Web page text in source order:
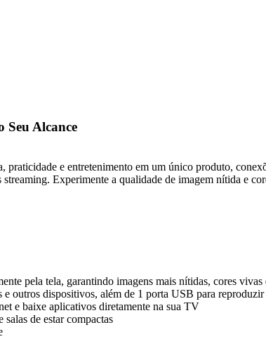
Alcance
e entretenimento em um único produto,
Experimente a qualidade de imagem nítida e
pela tela, garantindo imagens mais nítidas, cores
outros dispositivos, além de 1 porta USB para
e baixe aplicativos diretamente na sua TV
de estar compactas